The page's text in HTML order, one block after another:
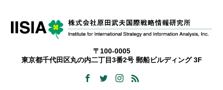
〒100-0005
東京都千代田区丸の内二丁目3番2号 郵船ビルディング 3F